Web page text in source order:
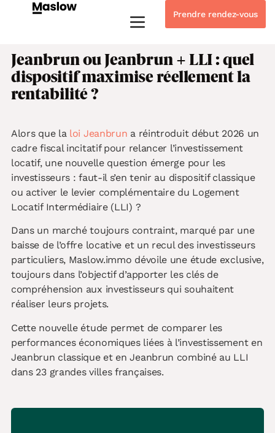
Prendre rendez-vous
Jeanbrun ou Jeanbrun + LLI : quel
dispositif maximise réellement la
rentabilité ?
Alors que la loi Jeanbrun a réintroduit début 2026 un
cadre fiscal incitatif pour relancer l’investissement
locatif, une nouvelle question émerge pour les
investisseurs : faut-il s’en tenir au dispositif classique
ou activer le levier complémentaire du Logement
Locatif Intermédiaire (LLI) ?
Dans un marché toujours contraint, marqué par une
baisse de l’offre locative et un recul des investisseurs
particuliers, Maslow.immo dévoile une étude exclusive,
toujours dans l’objectif d’apporter les clés de
compréhension aux investisseurs qui souhaitent
réaliser leurs projets.
Cette nouvelle étude permet de comparer les
performances économiques liées à l’investissement en
Jeanbrun classique et en Jeanbrun combiné au LLI
dans 23 grandes villes françaises.